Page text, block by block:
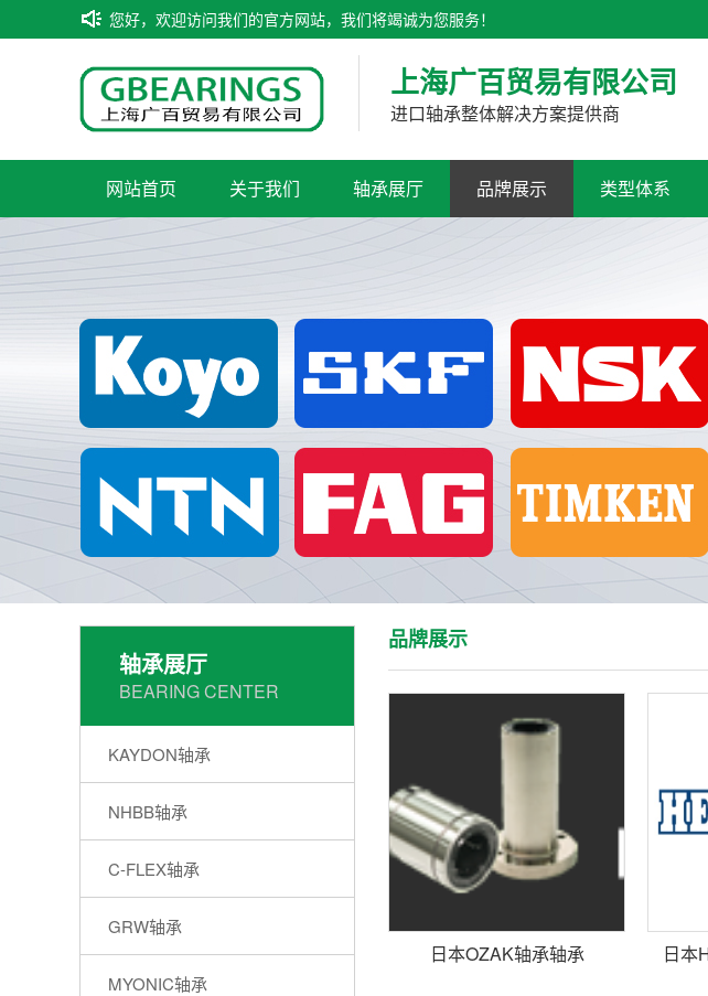
您好，欢迎访问我们的官方网站，我们将竭诚为您服务！
上海广百贸易有限公司
进口轴承整体解决方案提供商
网站首页 关于我们 轴承展厅 品牌展示 类型体系
轴承展厅
BEARING CENTER
KAYDON轴承
NHBB轴承
C-FLEX轴承
GRW轴承
MYONIC轴承
品牌展示
日本OZAK轴承轴承